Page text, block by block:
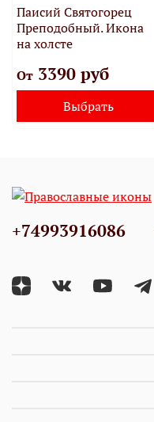
Паисий Святогорец
Преподобный. Икона
на холсте
От3390 руб
Выбрать
+74993916086